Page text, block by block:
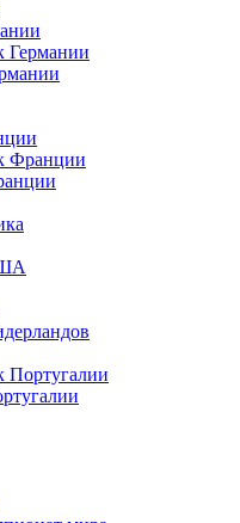
Германии
Франции
Португалии